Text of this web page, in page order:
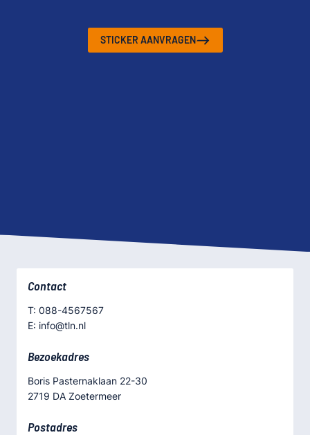
STICKER AANVRAGEN
Contact
T: 088-4567567
E: info@tln.nl
Bezoekadres
Boris Pasternaklaan 22-30
2719 DA Zoetermeer
Postadres